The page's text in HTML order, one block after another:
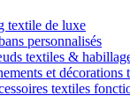
textile de luxe
personnalisés
textiles &
et décorations
textiles